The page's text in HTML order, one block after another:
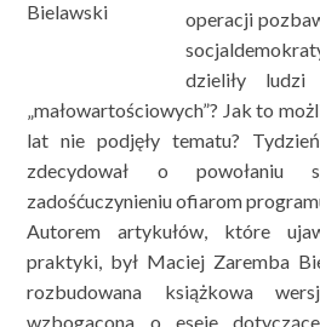
operacji
dzieliły ludzi
„małowartościowych”? Jak to
lat nie podjęły tematu?
zdecydował o powołaniu
zadośćuczynieniu ofiarom
Autorem artykułów, które
praktyki, był Maciej Zaremba
rozbudowana książkowa
wzbogacona o eseje